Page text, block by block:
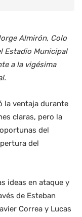
Almirón, Colo
Estadio Municipal
a la vigésima
la ventaja durante
claras, pero la
del
del
ideas en ataque y
de Esteban
Correa y Lucas